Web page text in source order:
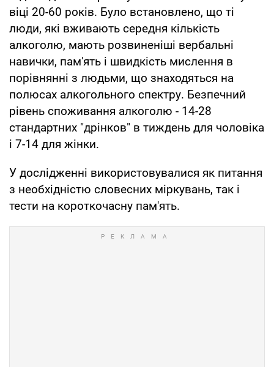
віці 20-60 років. Було встановлено, що ті
люди, які вживають середня кількість
алкоголю, мають розвиненіші вербальні
навички, пам'ять і швидкість мислення в
порівнянні з людьми, що знаходяться на
полюсах алкогольного спектру. Безпечний
рівень споживання алкоголю - 14-28
стандартних "дрінков" в тиждень для чоловіка
і 7-14 для жінки.
У дослідженні використовувалися як питання
з необхідністю словесних міркувань, так і
тести на короткочасну пам'ять.